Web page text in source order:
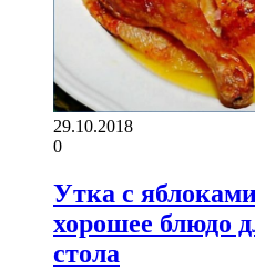
29.10.2018
0
Утка с
хорошее блюдо
стола